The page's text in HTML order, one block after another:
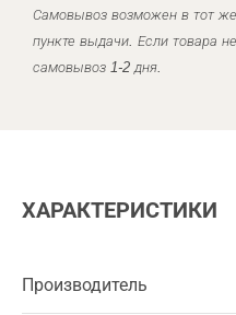
Самовывоз возможен в тот
пункте выдачи. Если товара
самовывоз 1-2 дня.
ХАРАКТЕРИСТИКИ
Производитель